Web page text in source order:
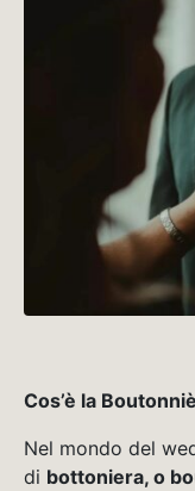
Cos’è la
Nel mondo del
di bottoniera, o